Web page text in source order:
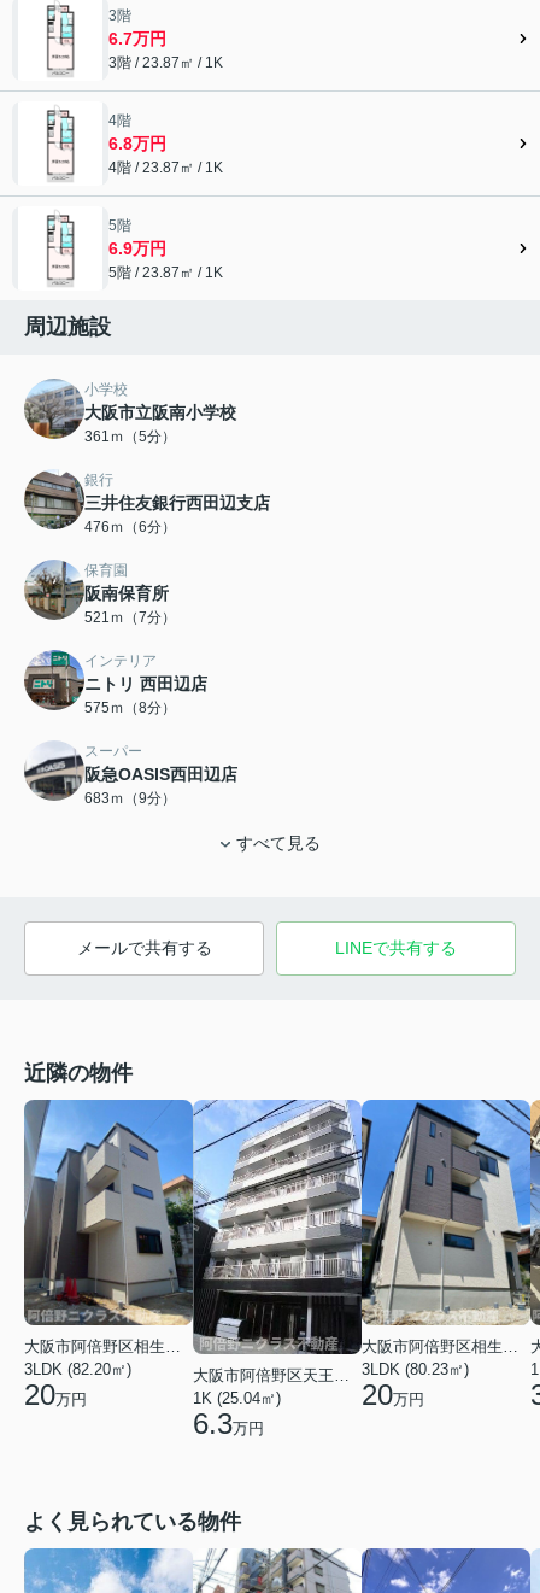
3階
6.7万円
3階 / 23.87㎡ / 1K
4階
6.8万円
4階 / 23.87㎡ / 1K
5階
6.9万円
5階 / 23.87㎡ / 1K
周辺施設
小学校
大阪市立阪南小学校
361ｍ（5分）
銀行
三井住友銀行西田辺支店
476ｍ（6分）
保育園
阪南保育所
521ｍ（7分）
インテリア
ニトリ 西田辺店
575ｍ（8分）
スーパー
阪急OASIS西田辺店
683ｍ（9分）
すべて見る
メールで共有する LINEで共有する
近隣の物件
3LDK (82.20㎡)
20万円
1K (25.04㎡)
6.3万円
3LDK (80.23㎡)
20万円
よく見られている物件